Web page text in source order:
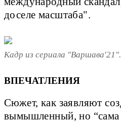
доселе масштаба".
Кадр из сериала "Варшава'21".
ВПЕЧАТЛЕНИЯ
Сюжет, как заявляют
вымышленный, но “сама